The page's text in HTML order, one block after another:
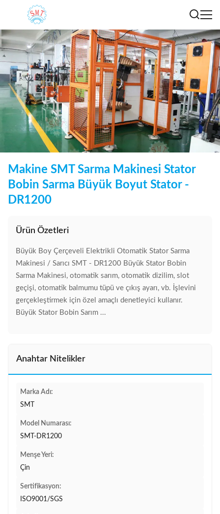
Makine SMT Sarma Makinesi Stator
Bobin Sarma Büyük Boyut Stator -
DR1200
Ürün Özetleri
Büyük Boy Çerçeveli Elektrikli Otomatik Stator Sarma
Makinesi / Sarıcı SMT - DR1200 Büyük Stator Bobin
Sarma Makinesi, otomatik sarım, otomatik dizilim, slot
geçişi, otomatik balmumu tüpü ve çıkış ayarı, vb. İşlevini
gerçekleştirmek için özel amaçlı denetleyici kullanır.
Büyük Stator Bobin Sarım ...
Anahtar Nitelikler
Marka Adı:
SMT
Model Numarası:
SMT-DR1200
Menşe Yeri:
Çin
Sertifikasyon:
ISO9001/SGS